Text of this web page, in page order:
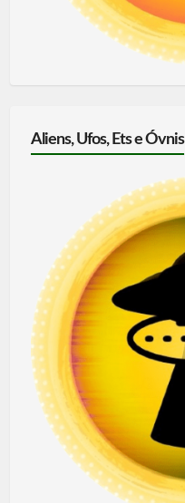
Aliens, Ufos, Ets e Óvnis